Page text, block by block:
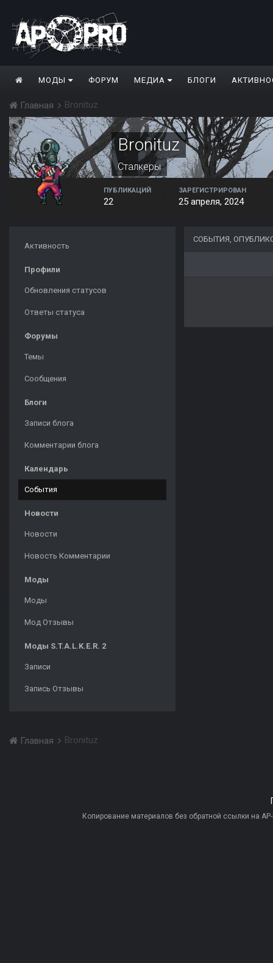
МОДЫ ФОРУМ МЕДИА БЛОГИ
Главная Bronituz
Bronituz
Сталкеры
ПУБЛИКАЦИЙ
22
ЗАРЕГИСТРИРОВАН
25 апреля, 2024
Активность
Профили
Обновления статусов
Ответы статуса
Форумы
Темы
Сообщения
Блоги
Записи блога
Комментарии блога
Календарь
События
Новости
Новости
Новость Комментарии
Моды
Моды
Мод Отзывы
Моды S.T.A.L.K.E.R. 2
Записи
Запись Отзывы
СОБЫТИЯ,
Главная Bronituz
Копирование материалов без обратной ссылки на